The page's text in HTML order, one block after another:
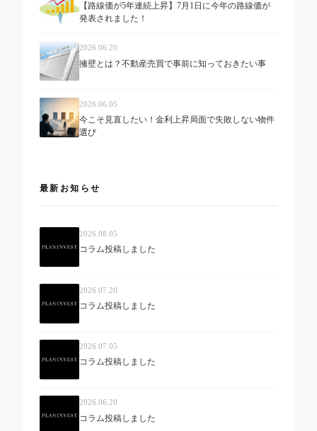
【路線価が5年連続上昇】7月1日に今年の路線価が
発表されました！
2026.06.20
擁壁とは？不動産売買で事前に知っておきたい事
2026.06.05
今こそ見直したい！金利上昇局面で失敗しない物件
選び
最新お知らせ
2026.08.05
コラム投稿しました
2026.07.20
コラム投稿しました
2026.07.05
コラム投稿しました
2026.06.20
コラム投稿しました